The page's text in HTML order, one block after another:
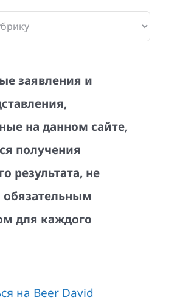
заявления и
на данном сайте,
получения
результата, не
обязательным
для каждого
на Beer David